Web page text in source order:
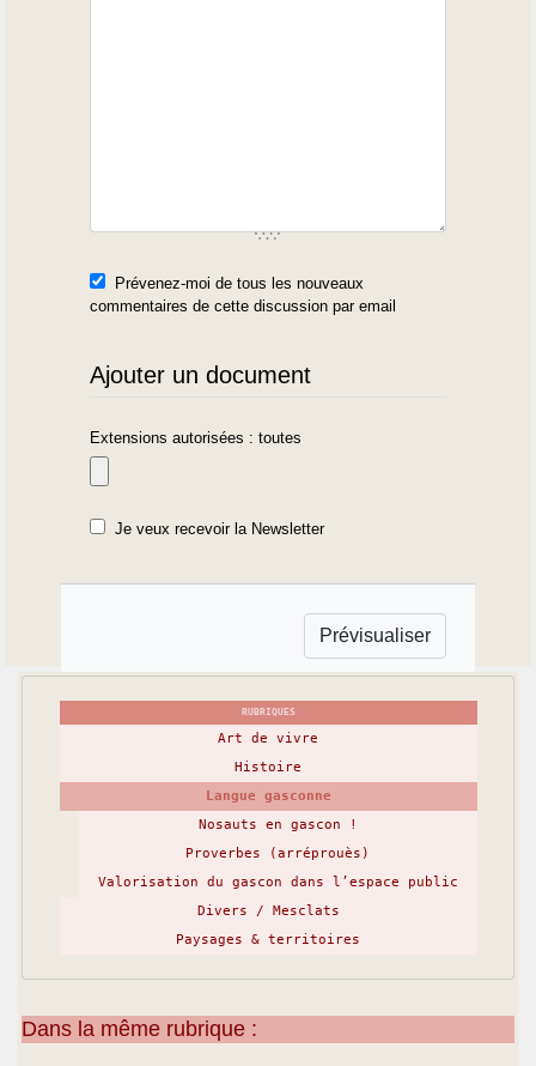
Prévenez-moi de tous les nouveaux
commentaires de cette discussion par email
Ajouter un document
Extensions autorisées : toutes
Je veux recevoir la Newsletter
RUBRIQUES
Art de vivre
Histoire
Langue gasconne
Nosauts en gascon !
Proverbes (arréprouès)
Valorisation du gascon dans l’espace public
Divers / Mesclats
Paysages & territoires
Dans la même rubrique :